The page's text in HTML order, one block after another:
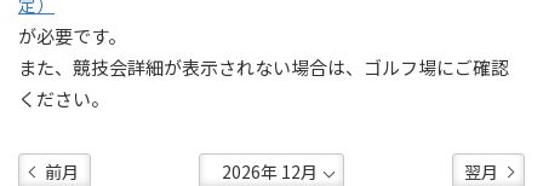
が必要です。
また、競技会詳細が表示されない場合は、ゴルフ場にご確認
ください。
前月 翌月